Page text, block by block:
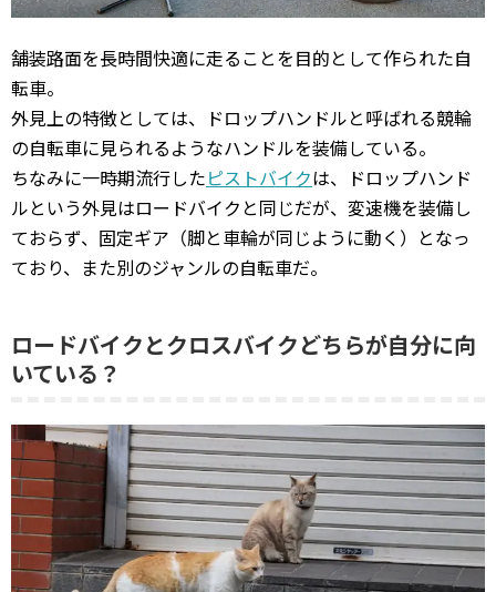
舗装路面を長時間快適に走ることを目的として作られた自
転車。
外見上の特徴としては、ドロップハンドルと呼ばれる競輪
の自転車に見られるようなハンドルを装備している。
ちなみに一時期流行したピストバイクは、ドロップハンド
ルという外見はロードバイクと同じだが、変速機を装備し
ておらず、固定ギア（脚と車輪が同じように動く）となっ
ており、また別のジャンルの自転車だ。
ロードバイクとクロスバイクどちらが自分に向
いている？